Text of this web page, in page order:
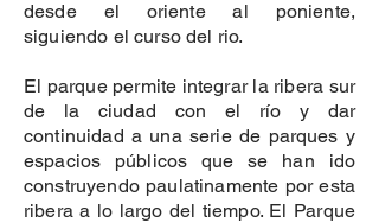
desde el oriente al poniente,
siguiendo el curso del rio.
El parque permite integrar la ribera sur
de la ciudad con el río y dar
continuidad a una serie de parques y
espacios públicos que se han ido
construyendo paulatinamente por esta
ribera a lo largo del tiempo. El Parque